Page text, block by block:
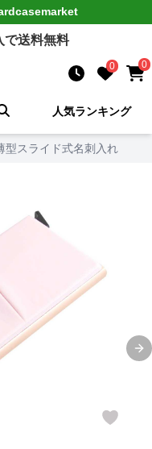
で送料無料
0 0
人気ランキング
型スライド式名刺入れ